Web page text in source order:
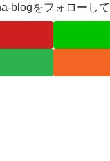
blogをフォローして